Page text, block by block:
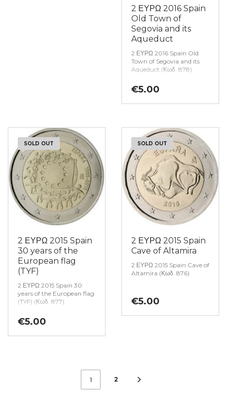
2 ΕΥΡΩ 2016 Spain
Old Town of
Segovia and its
Aqueduct
2 ΕΥΡΩ 2016 Spain Old
Town of Segovia and its
Aqueduct (Κωδ. 878)
€5.00
SOLD OUT
2 ΕΥΡΩ 2015 Spain
30 years of the
European flag
(TYF)
2 ΕΥΡΩ 2015 Spain 30
years of the European flag
(TYF) (Κωδ. 877)
€5.00
SOLD OUT
2 ΕΥΡΩ 2015 Spain
Cave of Altamira
2 ΕΥΡΩ 2015 Spain Cave of
Altamira (Κωδ. 876)
€5.00
1 2